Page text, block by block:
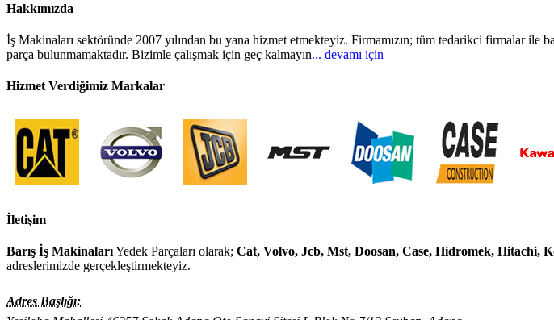
Hakkımızda
İş Makinaları sektöründe 2007 yılından bu yana hizmet etmekteyiz. Firmamızın; tüm tedarikci firmalar ile
parça bulunmamaktadır. Bizimle çalışmak için geç kalmayın... devamı için
Hizmet Verdiğimiz Markalar
İletişim
Barış İş MakinalarıYedek Parçaları olarak; Cat, Volvo, Jcb, Mst, Doosan, Case, Hidromek, Hitachi,
adreslerimizde gerçekleştirmekteyiz.
Adres Başlığı: